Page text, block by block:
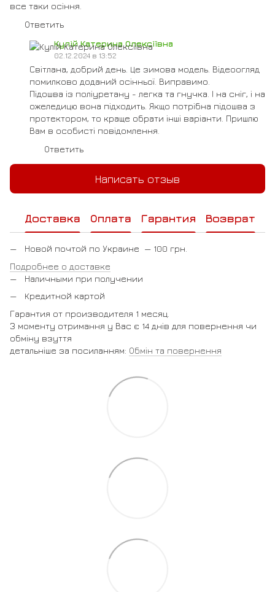
все таки осіння.
Ответить
Кулій Катерина Олексіївна
02.12.2024 в 13:52
Світлана, добрий день. Це зимова модель. Відеоогляд
помилково доданий осінньої. Виправимо.
Підошва із поліуретану - легка та гнучка. І на сніг, і на
ожеледицю вона підходить. Якщо потрібна підошва з
протектором, то краще обрати інші варіанти. Пришлю
Вам в особисті повідомлення.
Ответить
Написать отзыв
Доставка Оплата Гарантия Возврат
Новой почтой по Украине — 100 грн.
Подробнее о доставке
Наличными при получении
Кредитной картой
Гарантия от производителя 1 месяц.
З моменту отримання у Вас є 14 днів для повернення чи
обміну взуття
детальніше за посиланням: Обмін та повернення